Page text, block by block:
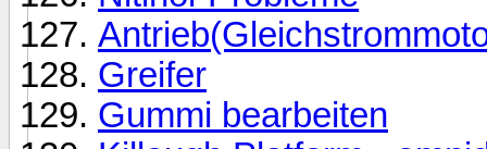
Greifer
Gummi bearbeiten